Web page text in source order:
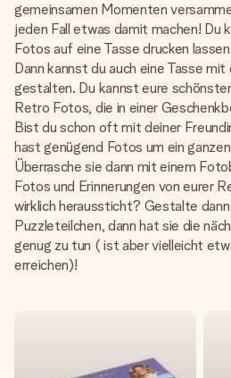
gemeinsamen Momenten
jeden Fall etwas damit machen! Du
Fotos auf eine Tasse drucken
Dann kannst du auch eine Tasse
gestalten. Du kannst eure
Retro Fotos, die in einer
Bist du schon oft mit deiner
hast genügend Fotos um ein
Überrasche sie dann mit einem
Fotos und Erinnerungen von eurer
wirklich heraussticht? Gestalte
Puzzleteilchen, dann hat sie die
genug zu tun ( ist aber vielleicht
erreichen)!